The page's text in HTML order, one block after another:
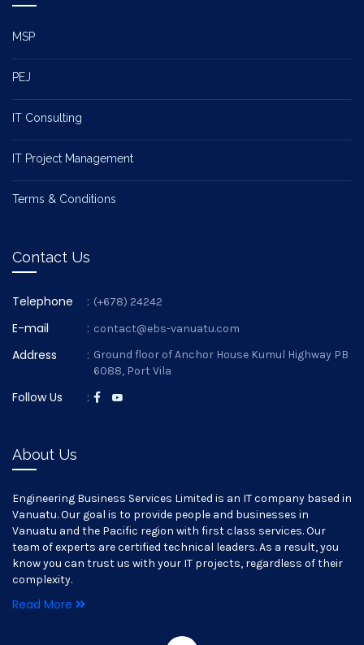
MSP
PEJ
IT Consulting
IT Project Management
Terms & Conditions
Contact Us
Telephone : (+678) 24242
E-mail : contact@ebs-vanuatu.com
Address : Ground floor of Anchor House Kumul Highway PB
6088, Port Vila
Follow Us :
About Us
Engineering Business Services Limited is an IT company based in
Vanuatu. Our goal is to provide people and businesses in
Vanuatu and the Pacific region with first class services. Our
team of experts are certified technical leaders. As a result, you
know you can trust us with your IT projects, regardless of their
complexity.
Read More